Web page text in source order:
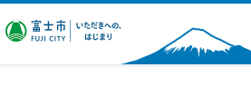
富士市 いただ